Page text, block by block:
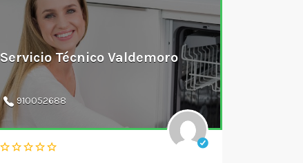
Servicio Técnico Valdemoro
910052688